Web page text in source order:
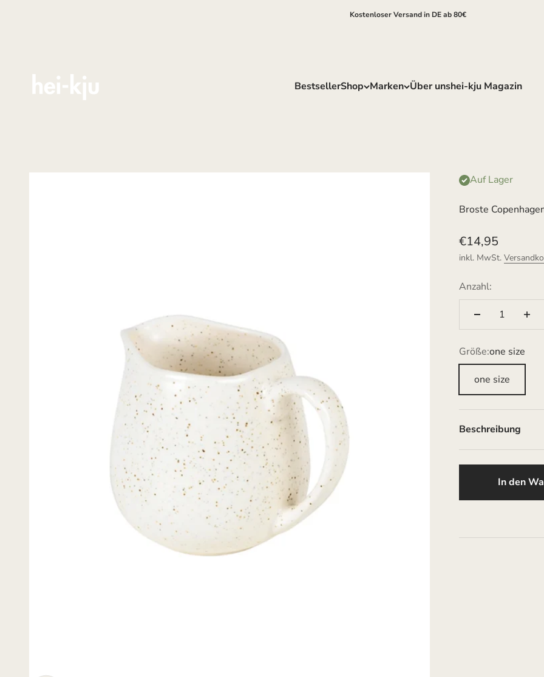
Kostenloser Versand in DE ab 80€
BestsellerShop Marken Über unshei-kju Magazin
Auf Lager
Broste
Angebot
€14,95
inkl. MwSt.
Anzahl:
Größe:one size
one size
Beschreibung
In den